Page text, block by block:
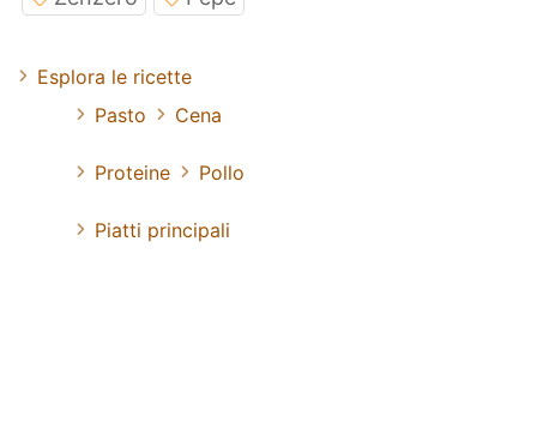
Esplora le ricette
Pasto
Cena
Proteine Pollo
Piatti principali